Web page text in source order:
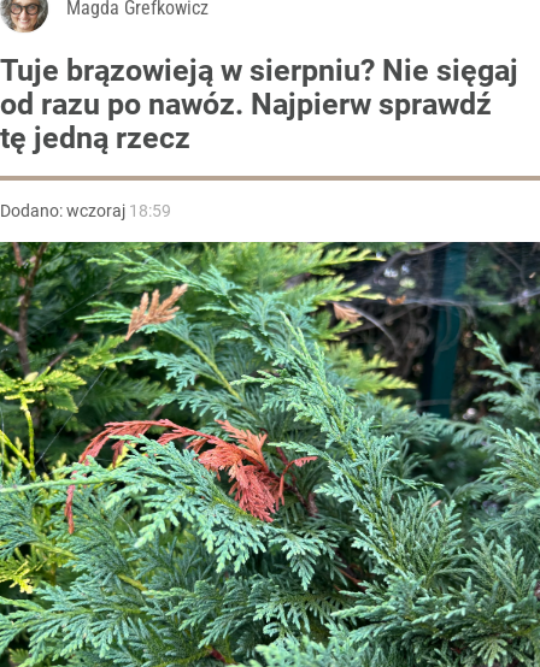
Magda Grefkowicz
Tuje brązowieją w sierpniu? Nie sięgaj
od razu po nawóz. Najpierw sprawdź
tę jedną rzecz
Dodano:wczoraj 18:59